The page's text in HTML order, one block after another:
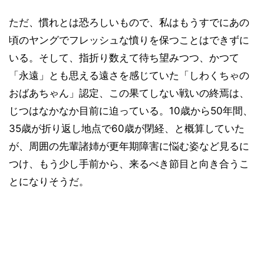
ただ、慣れとは恐ろしいもので、私はもうすでにあの
頃のヤングでフレッシュな憤りを保つことはできずに
いる。そして、指折り数えて待ち望みつつ、かつて
「永遠」とも思える遠さを感じていた「しわくちゃの
おばあちゃん」認定、この果てしない戦いの終焉は、
じつはなかなか目前に迫っている。10歳から50年間、
35歳が折り返し地点で60歳が閉経、と概算していた
が、周囲の先輩諸姉が更年期障害に悩む姿など見るに
つけ、もう少し手前から、来るべき節目と向き合うこ
とになりそうだ。